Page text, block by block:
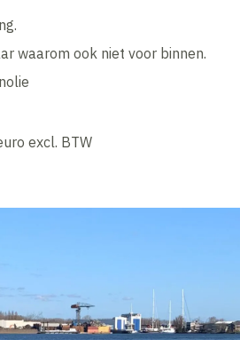
waarom ook niet voor binnen.
excl. BTW